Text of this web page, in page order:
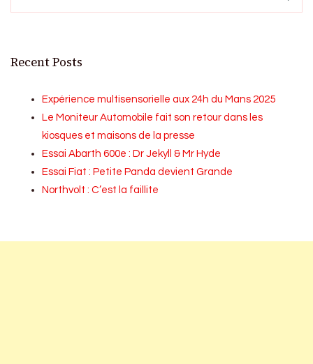
Recent Posts
Expérience multisensorielle aux 24h du Mans 2025
Le Moniteur Automobile fait son retour dans les
kiosques et maisons de la presse
Essai Abarth 600e : Dr Jekyll & Mr Hyde
Essai Fiat : Petite Panda devient Grande
Northvolt : C’est la faillite